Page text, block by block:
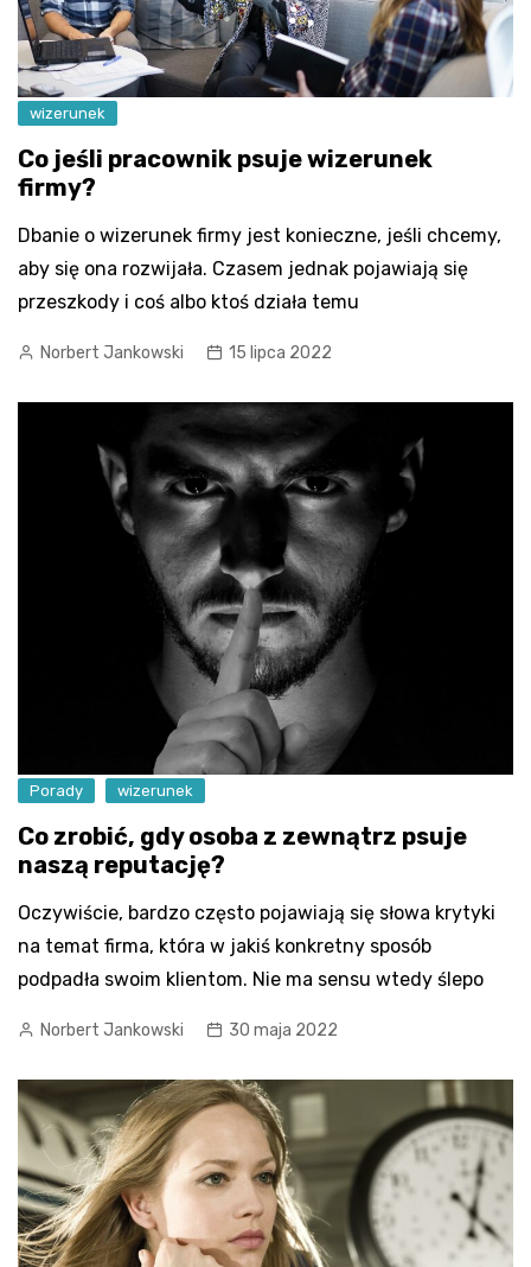
wizerunek
Co jeśli pracownik psuje wizerunek
firmy?
Dbanie o wizerunek firmy jest konieczne, jeśli chcemy,
aby się ona rozwijała. Czasem jednak pojawiają się
przeszkody i coś albo ktoś działa temu
Norbert Jankowski 15 lipca 2022
Porady wizerunek
Co zrobić, gdy osoba z zewnątrz psuje
naszą reputację?
Oczywiście, bardzo często pojawiają się słowa krytyki
na temat firma, która w jakiś konkretny sposób
podpadła swoim klientom. Nie ma sensu wtedy ślepo
Norbert Jankowski 30 maja 2022